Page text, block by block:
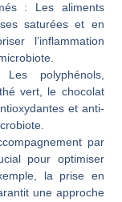
: Les aliments
saturées et en
l’inflammation
Les polyphénols,
vert, le chocolat
et anti-
par
pour optimiser
la prise en
une approche